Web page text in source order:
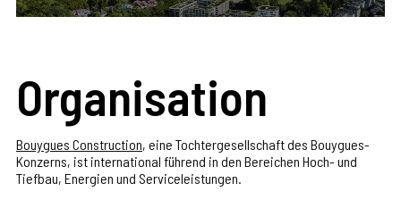
Organisation
Bouygues Construction, eine Tochtergesellschaft des Bouygues-
Konzerns, ist international führend in den Bereichen Hoch- und
Tiefbau, Energien und Serviceleistungen.